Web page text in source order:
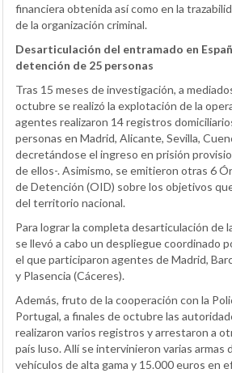
financiera obtenida así como en la
de la organización criminal.
Desarticulación del entramado en
detención de 25 personas
Tras 15 meses de investigación, a
octubre se realizó la explotación de la
agentes realizaron 14 registros
personas en Madrid, Alicante, Sevilla,
decretándose el ingreso en prisión
de ellos-. Asimismo, se emitieron otras 6
de Detención (OID) sobre los objetivos
del territorio nacional.
Para lograr la completa desarticulación de
se llevó a cabo un despliegue coordinado
el que participaron agentes de Madrid,
y Plasencia (Cáceres).
Además, fruto de la cooperación con la
Portugal, a finales de octubre las
realizaron varios registros y arrestaron a
país luso. Allí se intervinieron varias armas
vehículos de alta gama y 15.000 euros en